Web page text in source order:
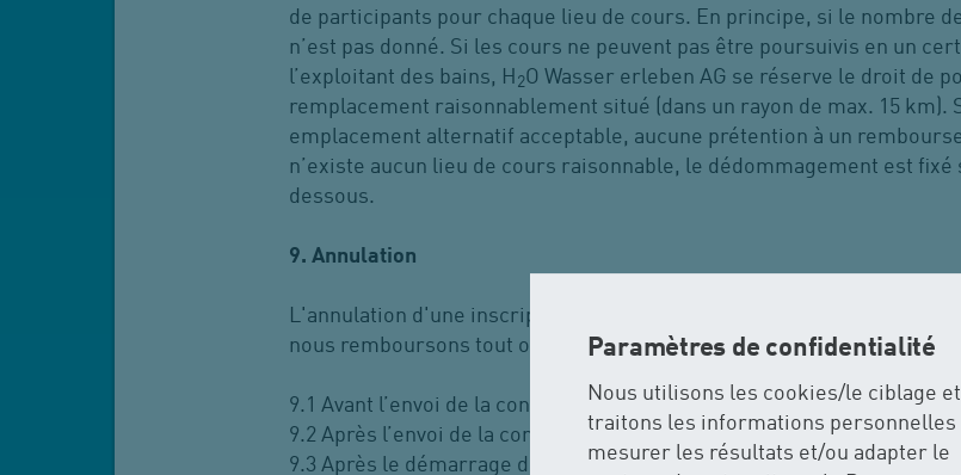
Paramètres de confidentialité
Nous utilisons les cookies/le ciblage et
traitons les informations personnelles
mesurer les résultats et/ou adapter le
de participants pour chaque lieu de cours. En principe, si le nombre
n’est pas donné. Si les cours ne peuvent pas être poursuivis en un
l’exploitant des bains, H 2O Wasser erleben AG se réserve le droit de
remplacement raisonnablement situé (dans un rayon de max. 15 km).
emplacement alternatif acceptable, aucune prétention à un
n’existe aucun lieu de cours raisonnable, le dédommagement est
dessous.
9. Annulation
L'annulation d'une inscription à un cours génère des frais
nous remboursons tout ou partie des émoluments de cours :
9.1 Avant l’envoi de la confirmation de cours/de la facture, à 100%
9.2 Après l’envoi de la confirmation de cours/de la facture, mais avant
9.3 Après le démarrage du cours, les coûts sont dus dans leur totalité.